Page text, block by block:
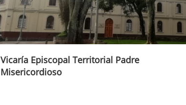
Vicaría Episcopal Territorial Padre
Misericordioso